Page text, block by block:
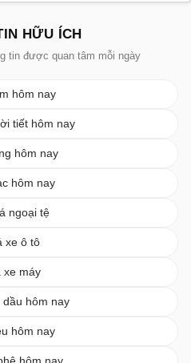
HỮU ÍCH
tin được quan tâm mỗi ngày
hôm nay
tiết hôm nay
hôm nay
hôm nay
ngoại tệ
xe ô tô
xe máy
dầu hôm nay
hôm nay